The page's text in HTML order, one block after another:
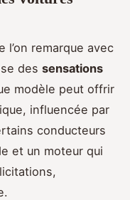
l’on remarque avec
des sensations
modèle peut offrir
influencée par
conducteurs
et un moteur qui